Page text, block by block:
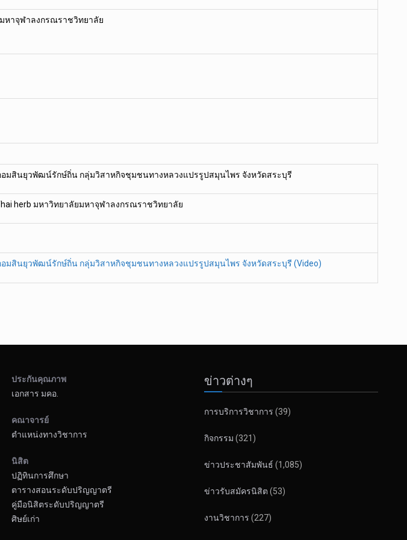
หาจุฬาลงกรณราชวิทยาลัย
อมสินยุวพัฒน์รักษ์ถิ่น กลุ่มวิสาหกิจชุมชนทางหลวงแปรรูปสมุนไพร จังหวัดสระบุรี
herb มหาวิทยาลัยมหาจุฬาลงกรณราชวิทยาลัย
อมสินยุวพัฒน์รักษ์ถิ่น กลุ่มวิสาหกิจชุมชนทางหลวงแปรรูปสมุนไพร จังหวัดสระบุรี (Video)
ประกันคุณภาพ
เอกสาร มคอ.
คณาจารย์
ตำแหน่งทางวิชาการ
นิสิต
ปฏิทินการศึกษา
ตารางสอนระดับปริญญาตรี
คู่มือนิสิตระดับปริญญาตรี
ศิษย์เก่า
ข่าวต่างๆ
การบริการวิชาการ (39)
กิจกรรม (321)
ข่าวประชาสัมพันธ์ (1,085)
ข่าวรับสมัครนิสิต (53)
งานวิชาการ (227)